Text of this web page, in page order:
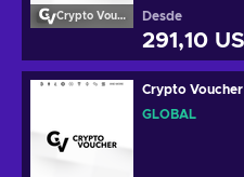
Crypto Voucher Desde
291,10
Crypto Voucher
GLOBAL